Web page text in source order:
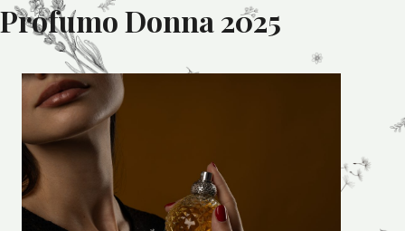
Profumo Donna 2025